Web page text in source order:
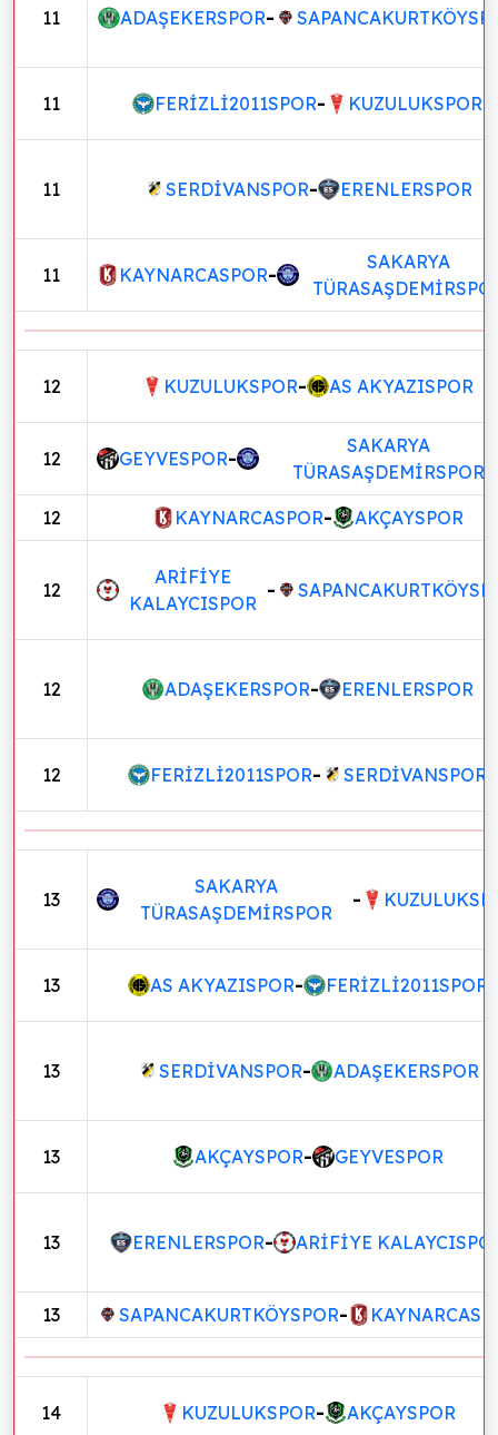
11 ADAŞEKERSPOR-
11 FERİZLİ2011SPOR- KUZULUKSPOR
11 SERDİVANSPOR- ERENLERSPOR
11 KAYNARCASPOR-
SAKARYA
12 KUZULUKSPOR- AS AKYAZISPOR
12 GEYVESPOR-
SAKARYA
TÜRASAŞDEMİRSPOR
12 KAYNARCASPOR- AKÇAYSPOR
12
ARİFİYE
KALAYCISPOR
-
12 ADAŞEKERSPOR- ERENLERSPOR
12 FERİZLİ2011SPOR- SERDİVANSPOR
13
SAKARYA
TÜRASAŞDEMİRSPOR
-
13 AS AKYAZISPOR- FERİZLİ2011SPOR
13 SERDİVANSPOR- ADAŞEKERSPOR
13 AKÇAYSPOR- GEYVESPOR
13 ERENLERSPOR- ARİFİYE
13 SAPANCAKURTKÖYSPOR-
14 KUZULUKSPOR- AKÇAYSPOR